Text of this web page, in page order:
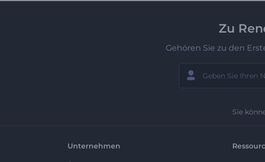
Zu
Gehören Sie zu den
Sie
Unternehmen